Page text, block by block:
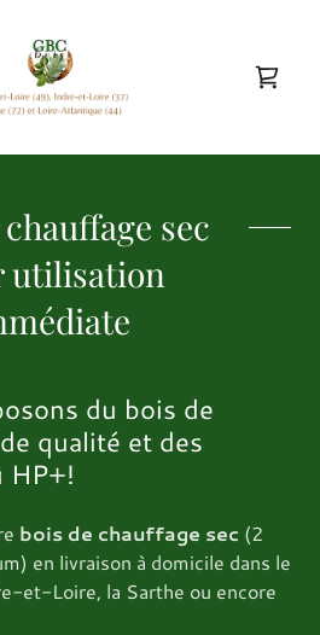
sec
utilisation
du bois de
qualité et des
HP+!
bois de chauffage sec (2
en livraison à domicile dans le
et-Loire, la Sarthe ou encore